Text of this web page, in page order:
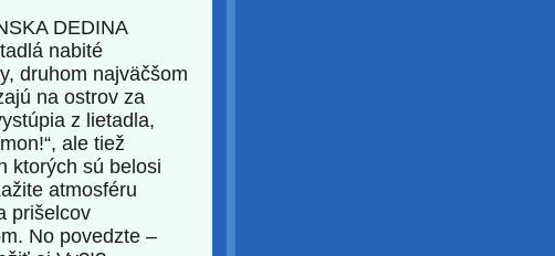
DEDINA
nabité
druhom najväčšom
na ostrov za
z lietadla,
ale tiež
ktorých sú belosi
atmosféru
prišelcov
No povedzte –